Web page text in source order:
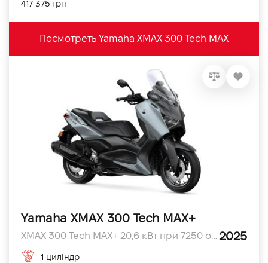
417 375 грн
Посмотреть Yamaha XMAX 300 Tech MAX
Yamaha XMAX 300 Tech MAX+
XMAX 300 Tech MAX+ 20,6 кВт при 7250 об/хв л.с. 2025
1 циліндр